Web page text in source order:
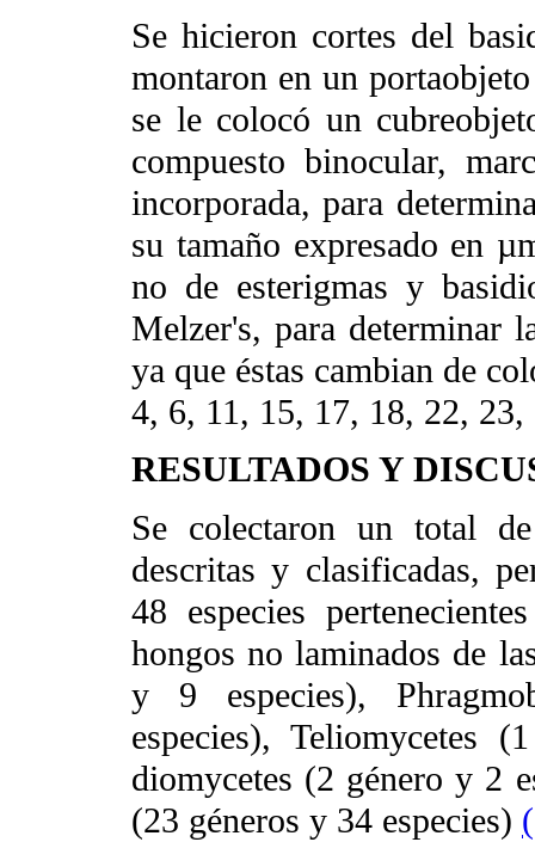
Se hicieron cortes del
montaron en un
se le colocó un
compuesto binocular,
incorporada, para
su tamaño expresado en
no de esterigmas y
Melzer's, para determinar
ya que éstas cambian de
4, 6, 11, 15, 17, 18, 22, 23,
RESULTADOS Y
Se colectaron un total
descritas y clasificadas,
48 especies
hongos no laminados de
y 9 especies),
especies), Teliomycetes
diomycetes (2 género y 2
(23 géneros y 34 especies)